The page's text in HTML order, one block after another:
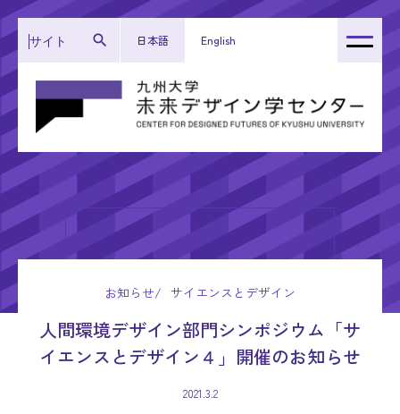
センター紹介
日本語 English
お知らせ サイエンスとデザイン
人間環境デザイン部門シンポジウム「サ
イエンスとデザイン４」開催のお知らせ
2021.3.2